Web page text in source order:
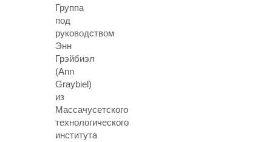
Группа
под
руководством
Энн
Грэйбиэл
(Ann
Graybiel)
из
Массачусетского
технологического
института